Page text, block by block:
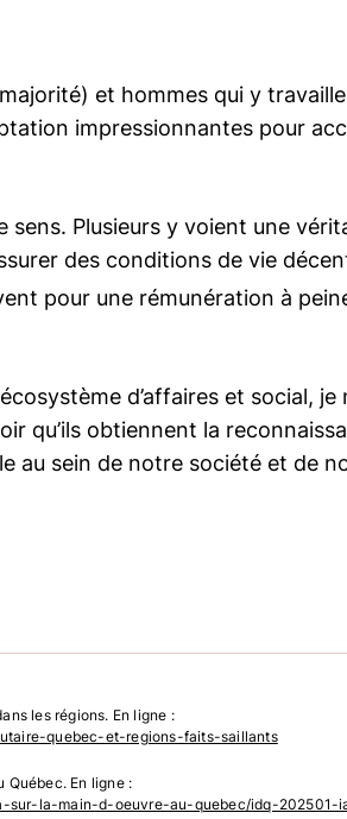
et hommes qui y
impressionnantes pour
Plusieurs y voient une
des conditions de vie
pour une rémunération à
d’affaires et social, je
qu’ils obtiennent la
au sein de notre société et de
les régions. En ligne :
quebec-et-regions-faits-saillants
Québec. En ligne :
sur-la-main-d-oeuvre-au-quebec/idq-202501-